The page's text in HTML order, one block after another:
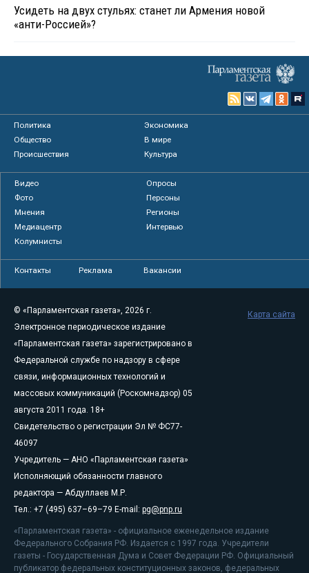
Усидеть на двух стульях: станет ли Армения новой
«анти-Россией»?
Политика
Экономика
Общество
В мире
Происшествия
Культура
Видео
Опросы
Фото
Персоны
Мнения
Регионы
Медиацентр
Интервью
Колумнисты
Контакты Реклама Вакансии
© «Парламентская газета», 2026 г.
Электронное периодическое издание
«Парламентская газета» зарегистрировано в
Федеральной службе по надзору в сфере
связи, информационных технологий и
массовых коммуникаций (Роскомнадзор) 05
августа 2011 года. 18+
Свидетельство о регистрации Эл № ФС77-
46097
Учредитель — АНО «Парламентская газета»
Исполняющий обязанности главного
редактора — Абдуллаев М.Р.
Тел.: +7 (495) 637–69–79 E-mail: pg@pnp.ru
«Парламентская газета» - официальное еженедельное издание
Федерального Собрания РФ. Издается с 1997 года. Учредители
газеты - Государственная Дума и Совет Федерации РФ. Официальный
публикатор федеральных конституционных законов, федеральных
Карта сайта